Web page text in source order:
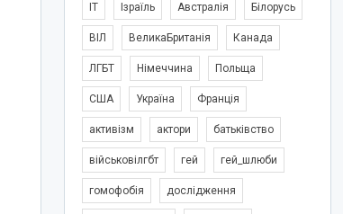
IT Ізраїль Австралія Білорусь
ВІЛ ВеликаБританія Канада
ЛГБТ Німеччина Польща
США Україна Франція
активізм актори батьківство
військовілгбт гей гей_шлюби
гомофобія дослідження